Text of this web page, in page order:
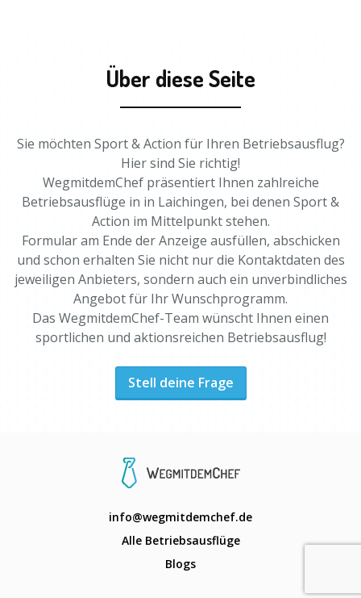
Über diese Seite
Sie möchten Sport & Action für Ihren Betriebsausflug?
Hier sind Sie richtig!
WegmitdemChef präsentiert Ihnen zahlreiche
Betriebsausflüge in in Laichingen, bei denen Sport &
Action im Mittelpunkt stehen.
Formular am Ende der Anzeige ausfüllen, abschicken
und schon erhalten Sie nicht nur die Kontaktdaten des
jeweiligen Anbieters, sondern auch ein unverbindliches
Angebot für Ihr Wunschprogramm.
Das WegmitdemChef-Team wünscht Ihnen einen
sportlichen und aktionsreichen Betriebsausflug!
Stell deine Frage
info@wegmitdemchef.de
Alle Betriebsausflüge
Blogs